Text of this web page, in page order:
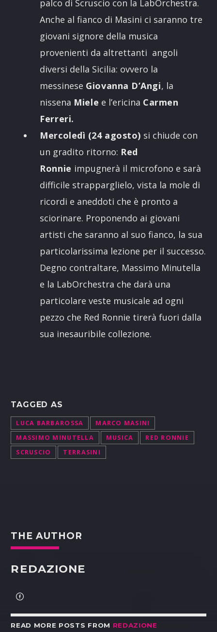
palco di Scruscio con la LabOrchestra.
Anche al fianco di Masini ci saranno tre
giovani signore della musica
provenienti da altrettanti angoli
diversi della Sicilia: ovvero la
messinese Giovanna D’Angi, la
nissena Miele e l’ericina Carmen
Ferreri.
Mercoledì (24 agosto) si chiude con
un gradito ritorno: Red
Ronnie impugnerà il microfono e sarà
difficile strapparglielo, vista la mole di
ricordi e aneddoti che è pronto a
sciorinare. Proponendo ai giovani
artisti che saranno al suo fianco, la sua
particolarissima lezione per il successo.
Degno contraltare, Massimo Minutella
e la LabOrchestra che darà una
particolare veste musicale ad ogni
pezzo che Red Ronnie tirerà fuori dalla
sua inesauribile collezione.
TAGGED AS
LUCA BARBAROSSA
MARCO MASINI
MASSIMO MINUTELLA
MUSICA
RED RONNIE
SCRUSCIO
TERRASINI
THE AUTHOR
REDAZIONE
READ MORE POSTS FROM REDAZIONE